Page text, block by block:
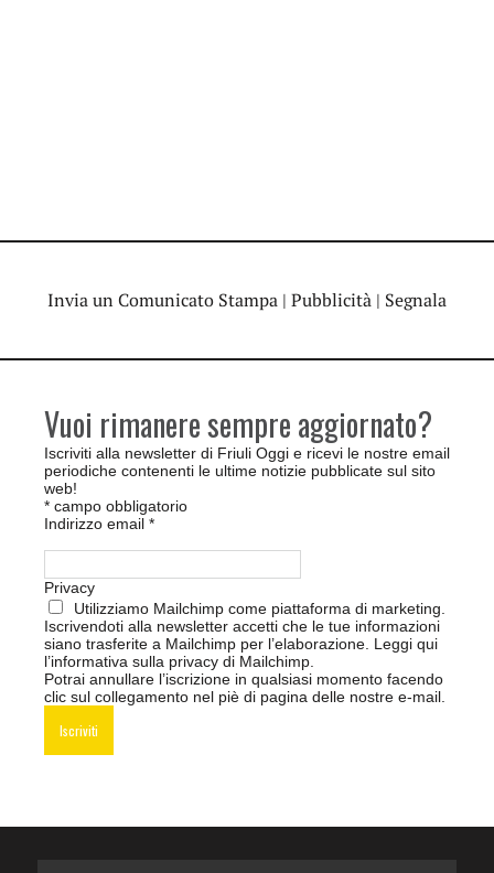
Invia un Comunicato Stampa | Pubblicità | Segnala
Vuoi rimanere sempre aggiornato?
Iscriviti alla newsletter di Friuli Oggi e ricevi le nostre email
periodiche contenenti le ultime notizie pubblicate sul sito
web!
* campo obbligatorio
Indirizzo email *
Privacy
Utilizziamo Mailchimp come piattaforma di marketing.
Iscrivendoti alla newsletter accetti che le tue informazioni
siano trasferite a Mailchimp per l’elaborazione. Leggi qui
l’informativa sulla privacy di Mailchimp.
Potrai annullare l’iscrizione in qualsiasi momento facendo
clic sul collegamento nel piè di pagina delle nostre e-mail.